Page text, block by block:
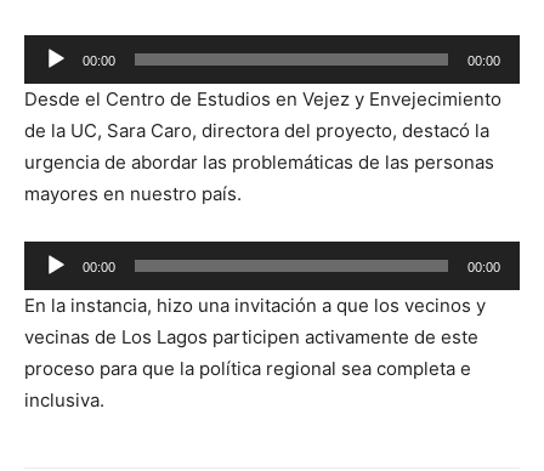
Reproductor
de
audio
00:00 00:00
Desde el Centro de Estudios en Vejez y Envejecimiento
de la UC, Sara Caro, directora del proyecto, destacó la
urgencia de abordar las problemáticas de las personas
mayores en nuestro país.
Reproductor
de
audio
00:00 00:00
En la instancia, hizo una invitación a que los vecinos y
vecinas de Los Lagos participen activamente de este
proceso para que la política regional sea completa e
inclusiva.